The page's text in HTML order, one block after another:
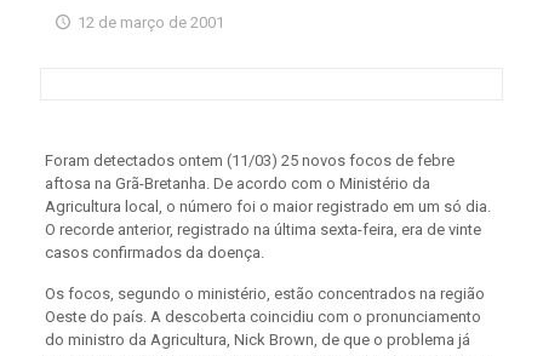
12 de março de 2001
Foram detectados ontem (11/03) 25 novos focos de febre
aftosa na Grã-Bretanha. De acordo com o Ministério da
Agricultura local, o número foi o maior registrado em um só dia.
O recorde anterior, registrado na última sexta-feira, era de vinte
casos confirmados da doença.
Os focos, segundo o ministério, estão concentrados na região
Oeste do país. A descoberta coincidiu com o pronunciamento
do ministro da Agricultura, Nick Brown, de que o problema já